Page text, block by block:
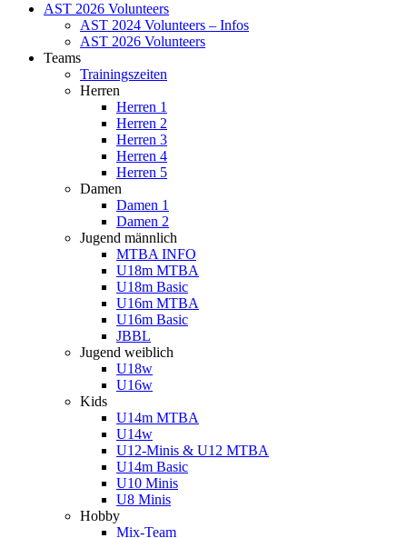
AST 2026 Volunteers
AST 2024 Volunteers – Infos
AST 2026 Volunteers
Teams
Trainingszeiten
Herren
Herren 1
Herren 2
Herren 3
Herren 4
Herren 5
Damen
Damen 1
Damen 2
Jugend männlich
MTBA INFO
U18m MTBA
U18m Basic
U16m MTBA
U16m Basic
JBBL
Jugend weiblich
U18w
U16w
Kids
U14m MTBA
U14w
U12-Minis & U12 MTBA
U14m Basic
U10 Minis
U8 Minis
Hobby
Mix-Team